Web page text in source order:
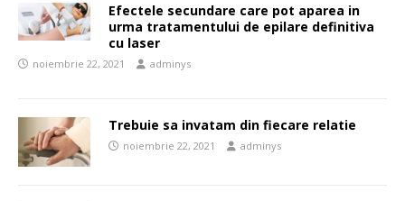
Efectele secundare care pot aparea in
urma tratamentului de epilare definitiva
cu laser
noiembrie 22, 2021 adminys
Trebuie sa invatam din fiecare relatie
noiembrie 22, 2021 adminys